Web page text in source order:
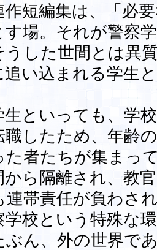
短編集は、「必
す場。それが警察
うした世間とは異
追い込まれる学生
といっても、学
職したため、年齢
た者たちが集まっ
から隔離され、教
連帯責任が負わさ
学校という特殊な
ぶん、外の世界で